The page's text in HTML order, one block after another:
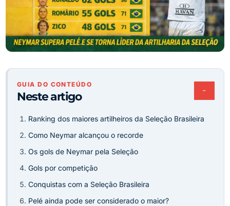
GUIA DO CONTEÚDO
Neste artigo −
Ranking dos maiores artilheiros da Seleção Brasileira
Como Neymar alcançou o recorde
Os gols de Neymar pela Seleção
Gols por competição
Conquistas com a Seleção Brasileira
Pelé ainda pode ser considerado o maior?